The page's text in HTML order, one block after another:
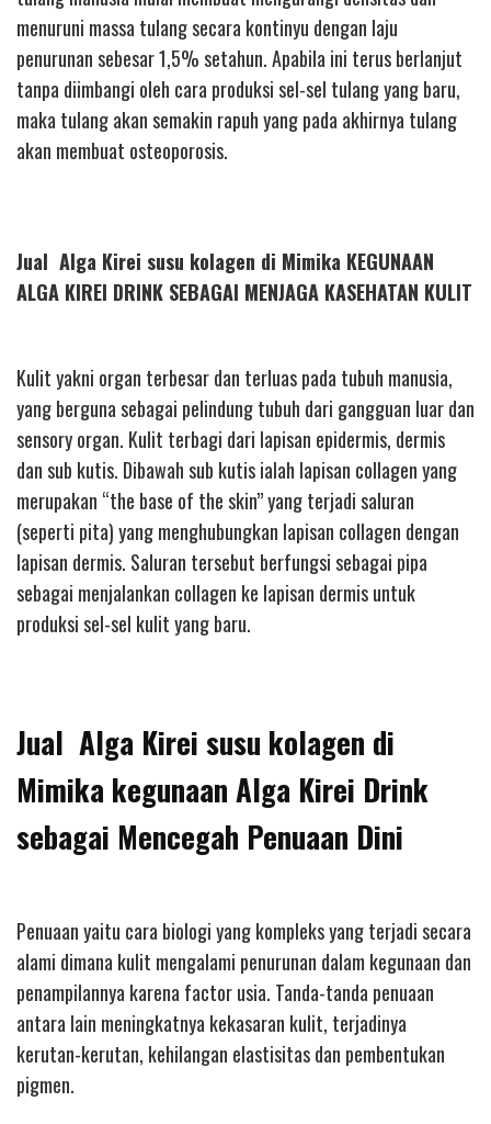
menuruni massa tulang secara kontinyu dengan laju
penurunan sebesar 1,5% setahun. Apabila ini terus berlanjut
tanpa diimbangi oleh cara produksi sel-sel tulang yang baru,
maka tulang akan semakin rapuh yang pada akhirnya tulang
akan membuat osteoporosis.
Jual Alga Kirei susu kolagen di Mimika KEGUNAAN
ALGA KIREI DRINK SEBAGAI MENJAGA KASEHATAN KULIT
Kulit yakni organ terbesar dan terluas pada tubuh manusia,
yang berguna sebagai pelindung tubuh dari gangguan luar dan
sensory organ. Kulit terbagi dari lapisan epidermis, dermis
dan sub kutis. Dibawah sub kutis ialah lapisan collagen yang
merupakan “the base of the skin” yang terjadi saluran
(seperti pita) yang menghubungkan lapisan collagen dengan
lapisan dermis. Saluran tersebut berfungsi sebagai pipa
sebagai menjalankan collagen ke lapisan dermis untuk
produksi sel-sel kulit yang baru.
Jual Alga Kirei susu kolagen di
Mimika kegunaan Alga Kirei Drink
sebagai Mencegah Penuaan Dini
Penuaan yaitu cara biologi yang kompleks yang terjadi secara
alami dimana kulit mengalami penurunan dalam kegunaan dan
penampilannya karena factor usia. Tanda-tanda penuaan
antara lain meningkatnya kekasaran kulit, terjadinya
kerutan-kerutan, kehilangan elastisitas dan pembentukan
pigmen.